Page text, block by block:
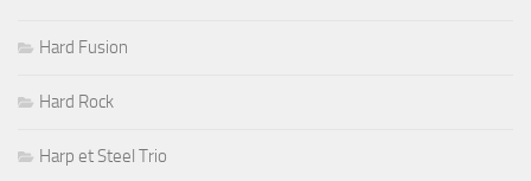
Hard Fusion
Hard Rock
Harp et Steel Trio